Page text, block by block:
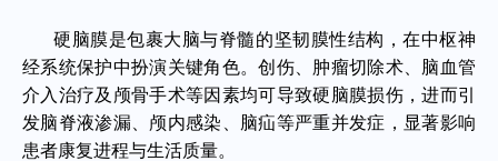
硬脑膜是包裹大脑与脊髓的坚韧膜性结构，在中枢神
经系统保护中扮演关键角色。创伤、肿瘤切除术、脑血管
介入治疗及颅骨手术等因素均可导致硬脑膜损伤，进而引
发脑脊液渗漏、颅内感染、脑疝等严重并发症，显著影响
患者康复进程与生活质量。